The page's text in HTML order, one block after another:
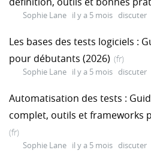
Sophie Lane il y a 5 mois discuter
Les bases des tests logiciels :
pour débutants (2026) (fr)
Sophie Lane il y a 5 mois discuter
Automatisation des tests :
complet, outils et frameworks
(fr)
Sophie Lane il y a 5 mois discuter